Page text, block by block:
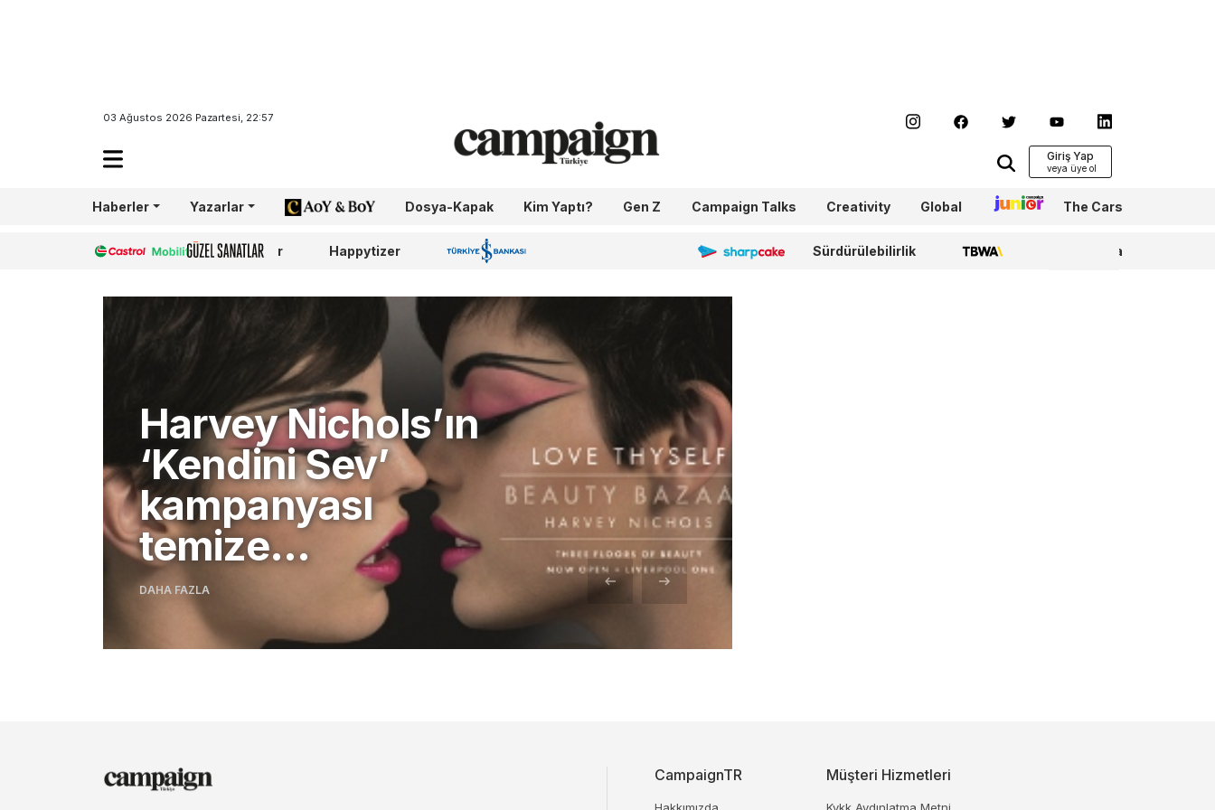
03 Ağustos 2026 Pazartesi, 22:57
Giriş Yap
Haberler Yazarlar AoY/BoY Dosya-Kapak Kim Yaptı? Gen Z Campaign Talks Creativity Global Junior The Cars
Castrol Güzel Sanatlar Happytizer İş Bankası 100.Yıl Sharpcake Sürdürülebilirlik TBWA WPP Media
Harvey Nichols’ın
‘Kendini Sev’
kampanyası
temize…
DAHA FAZLA
CampaignTR
Hakkımızda
Müşteri Hizmetleri
Kvkk Aydınlatma Metni